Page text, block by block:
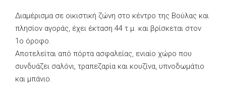
Διαμέρισμα σε οικιστική ζώνη στο κέντρο της Βούλας και
πλησίον αγοράς, έχει έκταση 44 τ.μ. και βρίσκεται στον
1ο όροφο.
Αποτελείται από πόρτα ασφαλείας, ενιαίο χώρο που
συνδυάζει σαλόνι, τραπεζαρία και κουζίνα, υπνοδωμάτιο
και μπάνιο.